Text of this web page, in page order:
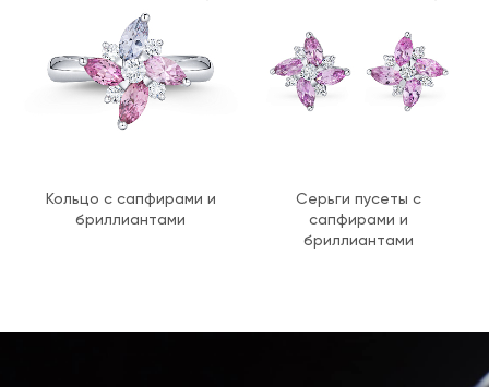
Кольцо с сапфирами и
бриллиантами
Серьги пусеты с
сапфирами и
бриллиантами